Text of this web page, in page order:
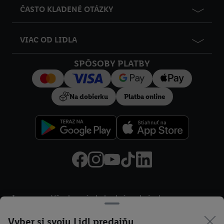
ČASTO KLADENÉ OTÁZKY
VIAC OD LIDLA
SPÔSOBY PLATBY
Na dobierku Platba online
ImpressumVšeobecné obchodné podmienky
Právo na odstúpenie od zmluvyCompliance
Vyber si svoju Lidl predajňu